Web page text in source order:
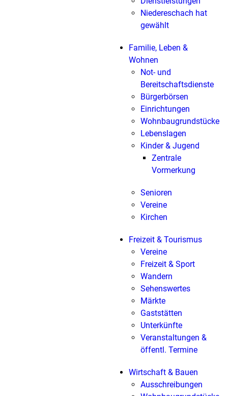
Niedereschach hat
gewählt
Familie, Leben &
Wohnen
Not- und
Bereitschaftsdienste
Bürgerbörsen
Einrichtungen
Wohnbaugrundstücke
Lebenslagen
Kinder & Jugend
Zentrale
Vormerkung
Senioren
Vereine
Kirchen
Freizeit & Tourismus
Vereine
Freizeit & Sport
Wandern
Sehenswertes
Märkte
Gaststätten
Unterkünfte
Veranstaltungen &
öffentl. Termine
Wirtschaft & Bauen
Ausschreibungen